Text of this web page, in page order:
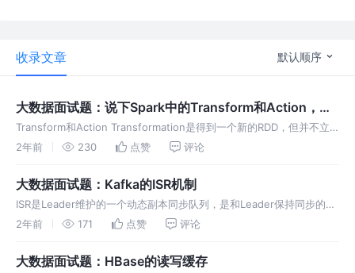
收录文章 默认顺序
大数据面试题：说下Spark中的Transform和Action，为
什么Spark要把操作分为Transform和Action？
Transform和Action Transformation是得到一个新的RDD，但并不立
即执行计算，只是记录下这个操作。方式很多，比如从数据源生成一个
2年前 230 点赞 评论
大数据面试题：Kafka的ISR机制
ISR是Leader维护的一个动态副本同步队列，是和Leader保持同步的
Follower集合。Kafka通过多副本来保证消息不丢失。
2年前 171 点赞 评论
大数据面试题：HBase的读写缓存